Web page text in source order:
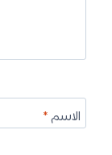
الاسم*